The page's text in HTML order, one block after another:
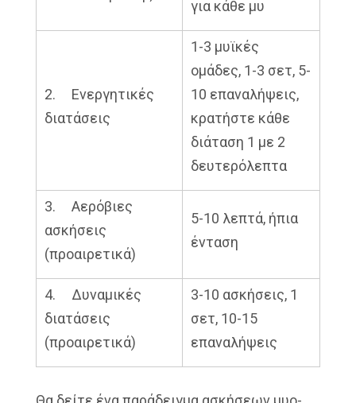
για κάθε μυ
2. Ενεργητικές
διατάσεις
1-3 μυϊκές
ομάδες, 1-3 σετ, 5-
10 επαναλήψεις,
κρατήστε κάθε
διάταση 1 με 2
δευτερόλεπτα
3. Αερόβιες
ασκήσεις
(προαιρετικά)
5-10 λεπτά, ήπια
ένταση
4. Δυναμικές
διατάσεις
(προαιρετικά)
3-10 ασκήσεις, 1
σετ, 10-15
επαναλήψεις